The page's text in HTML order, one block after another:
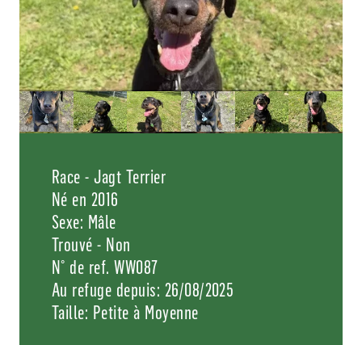
Race - Jagt Terrier
Né en 2016
Sexe: Mâle
Trouvé - Non
N° de ref. WW087
Au refuge depuis: 26/08/2025
Taille: Petite à Moyenne